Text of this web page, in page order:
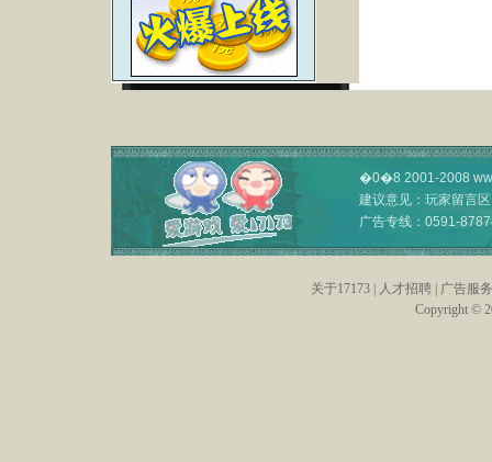
�0�8 2001-2008
建议意见： 玩家留言区
广告专线： 0591-
关于17173 人才招聘
广告服务
Copyright ©